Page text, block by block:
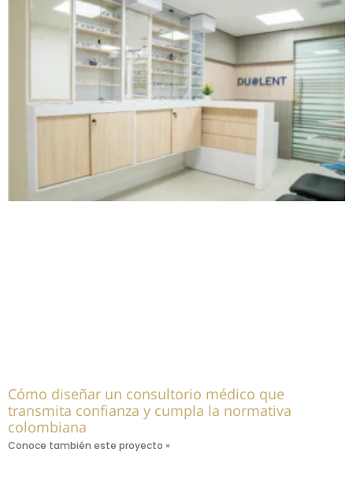
Cómo diseñar un consultorio médico que
transmita confianza y cumpla la normativa
colombiana
Conoce también este proyecto »